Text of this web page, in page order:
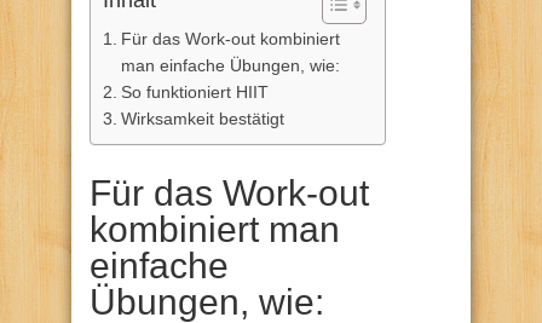
Für das Work-out kombiniert
man einfache Übungen, wie:
So funktioniert HIIT
Wirksamkeit bestätigt
Für das Work-out
kombiniert man
einfache
Übungen, wie: